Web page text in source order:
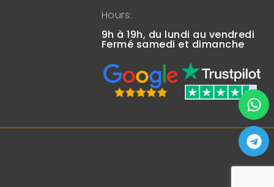
Hours:
9h à 19h, du lundi au vendredi
Fermé samedi et dimanche